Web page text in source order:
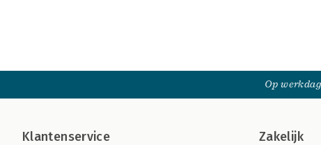
Op
Klantenservice Zakelijk